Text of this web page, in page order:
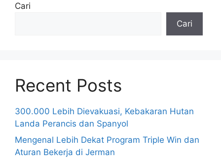
Cari
Cari
Recent Posts
300.000 Lebih Dievakuasi, Kebakaran Hutan
Landa Perancis dan Spanyol
Mengenal Lebih Dekat Program Triple Win dan
Aturan Bekerja di Jerman